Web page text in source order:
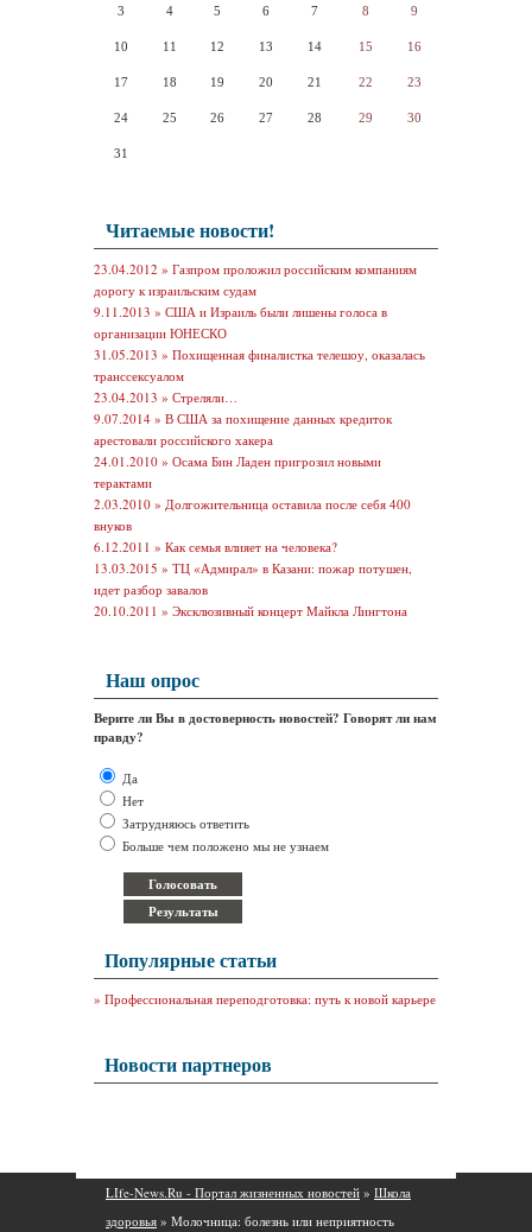
3 4 5 6 7 8 9
10 11 12 13 14 15 16
17 18 19 20 21 22 23
24 25 26 27 28 29 30
31
Читаемые новости!
23.04.2012 » Газпром проложил российским компаниям
дорогу к израильским судам
9.11.2013 » США и Израиль были лишены голоса в
организации ЮНЕСКО
31.05.2013 » Похищенная финалистка телешоу, оказалась
транссексуалом
23.04.2013 » Стреляли…
9.07.2014 » В США за похищение данных кредиток
арестовали российского хакера
24.01.2010 » Осама Бин Ладен пригрозил новыми
терактами
2.03.2010 » Долгожительница оставила после себя 400
внуков
6.12.2011 » Как семья влияет на человека?
13.03.2015 » ТЦ «Адмирал» в Казани: пожар потушен,
идет разбор завалов
20.10.2011 » Эксклюзивный концерт Майкла Лингтона
Наш опрос
Верите ли Вы в достоверность новостей? Говорят ли нам
правду?
Да
Нет
Затрудняюсь ответить
Больше чем положено мы не узнаем
Популярные статьи
» Профессиональная переподготовка: путь к новой карьере
Новости партнеров
LIfe-News.Ru - Портал жизненных новостей » Школа
здоровья » Молочница: болезнь или неприятность